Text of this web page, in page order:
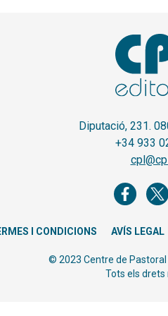
Diputació, 231.
+34 933
I CONDICIONS AVÍS LEGAL
© 2023 Centre de
Tots els drets